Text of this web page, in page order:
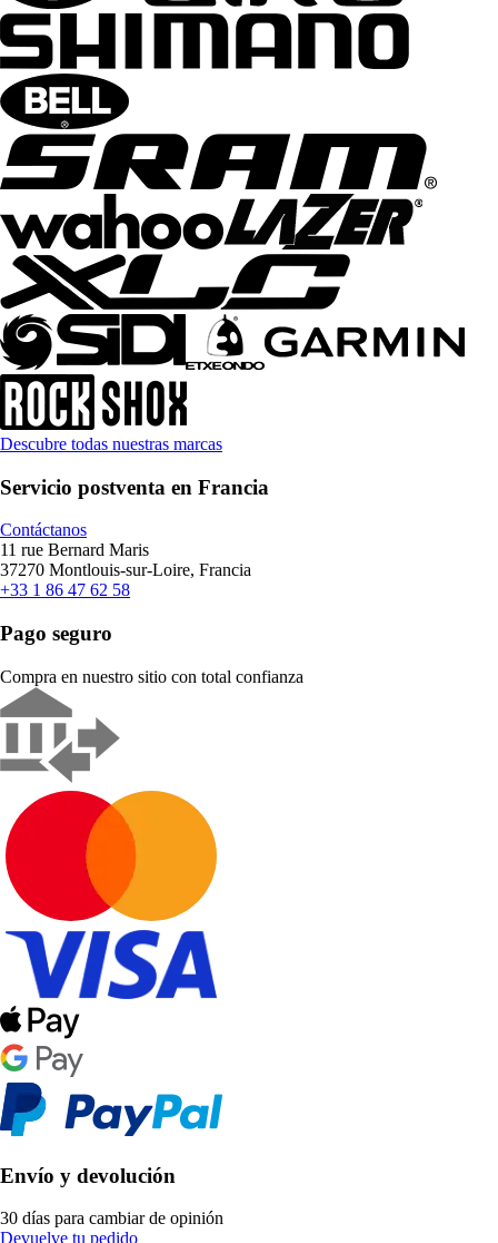
Descubre todas nuestras marcas
Servicio postventa en Francia
Contáctanos
11 rue Bernard Maris
37270 Montlouis-sur-Loire, Francia
+33 1 86 47 62 58
Pago seguro
Compra en nuestro sitio con total confianza
Envío y devolución
30 días para cambiar de opinión
Devuelve tu pedido